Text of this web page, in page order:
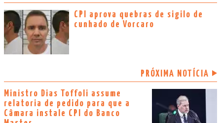
CPI aprova quebras de sigilo de
cunhado de Vorcaro
PRÓXIMA NOTÍCIA
Ministro Dias Toffoli assume
relatoria de pedido para que a
Câmara instale CPI do Banco